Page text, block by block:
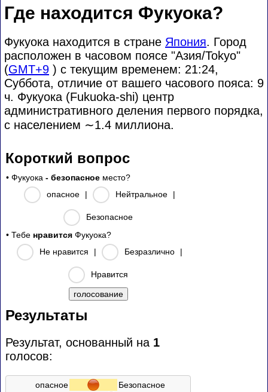
Где находится Фукуока?
Фукуока находится в стране Япония. Город
расположен в часовом поясе "Азия/Tokyo"
(GMT+9 ) с текущим временем: 21:24,
Суббота, отличие от вашего часового пояса: 9
ч. Фукуока (Fukuoka-shi) центр
административного деления первого порядка,
с населением ∼1.4 миллиона.
Короткий вопрос
• Фукуока - безопасное место?
опасное
| Нейтральное |
Безопасное
• Тебе нравится Фукуока?
Не нравится
| Безразлично |
Нравится
Результаты
Результат, основанный на 1
голосов:
опасное
Безопасное